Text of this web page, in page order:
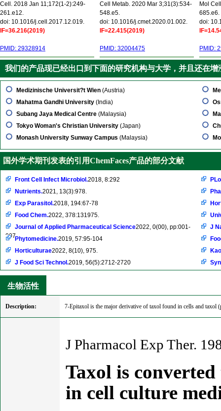
Cell. 2018 Jan 11;172(1-2):249-
261.e12.
doi: 10.1016/j.cell.2017.12.019.
IF=36.216(2019)
PMID: 29328914
Cell Metab. 2020 Mar 3;31(3):534-
548.e5.
doi: 10.1016/j.cmet.2020.01.002.
IF=22.415(2019)
PMID: 32004475
Mol
685.e6.
doi:
PMID:
我们的产品现已经出口到下面的研究机构与大学，并且还在增
Medizinische Universit?t Wien (Austria)
Mahatma Gandhi University (India)
Subang Jaya Medical Centre (Malaysia)
Tokyo Woman's Christian University (Japan)
Monash University Sunway Campus (Malaysia)
国外学术期刊发表的引用ChemFaces产品的部分文献
Front Cell Infect Microbiol.2018, 8:292
Nutrients.2021, 13(3):978.
Exp Parasitol.2018, 194:67-78
Food Chem.2022, 378:131975.
Journal of Applied Pharmaceutical Science2022, 0(00), pp:001-
007Phytomedicine.2019, 57:95-104
Horticulturae2022, 8(10), 975.
J Food Sci Technol.2019, 56(5):2712-2720
J
生物活性
Description: 7-Epitaxol is the major derivative of taxol found in cells and taxol
J Pharmacol Exp Ther.
Taxol is
in cell culture